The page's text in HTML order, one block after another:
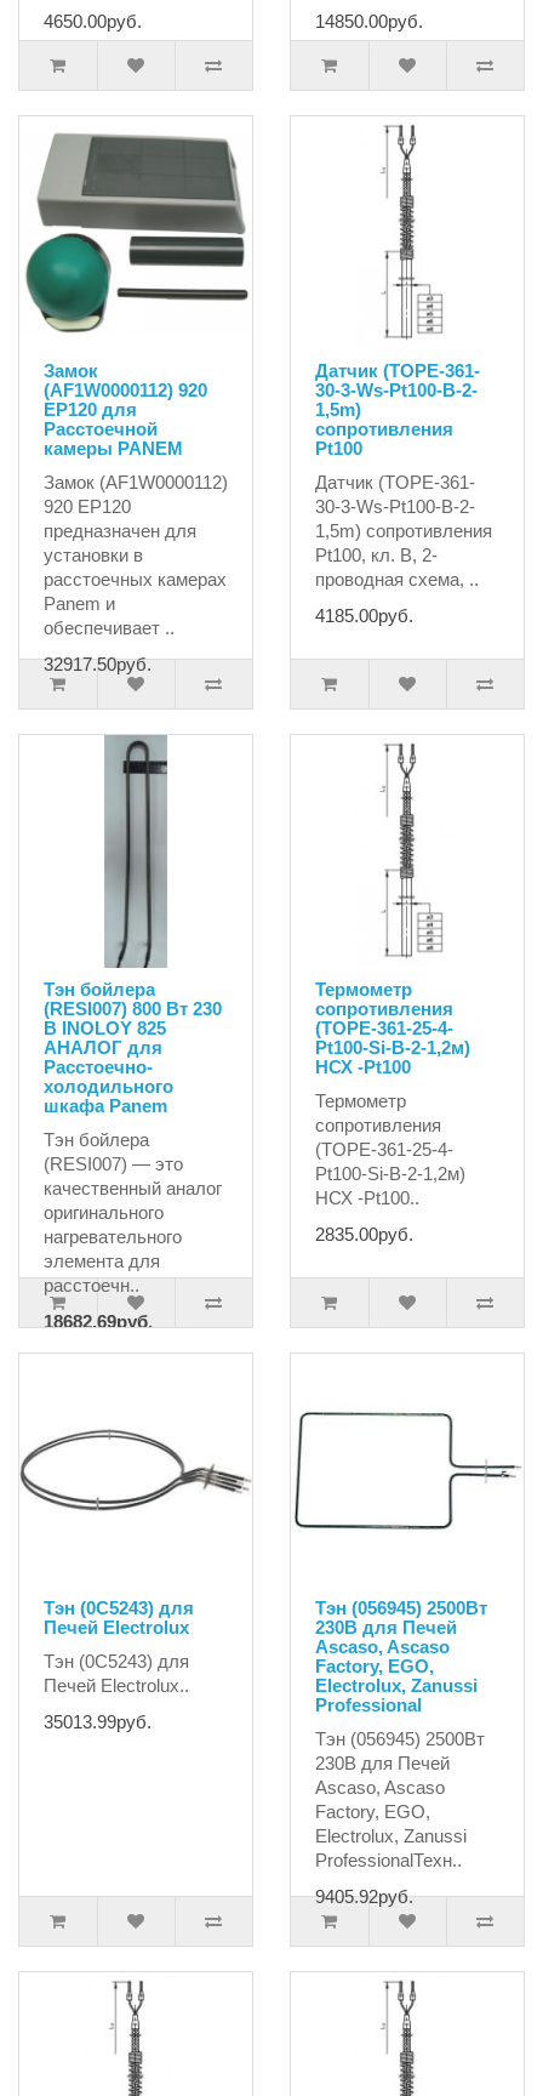
4650.00руб.
14850.00руб.
Замок
(AF1W0000112) 920
EP120 для
Расстоечной
камеры PANEM
Замок (AF1W0000112)
920 EP120
предназначен для
установки в
расстоечных камерах
Panem и
обеспечивает ..
32917.50руб.
Датчик (TOPE-361-
30-3-Ws-Pt100-B-2-
1,5m)
сопротивления
Pt100
Датчик (TOPE-361-
30-3-Ws-Pt100-B-2-
1,5m) сопротивления
Pt100, кл. B, 2-
проводная схема, ..
4185.00руб.
Тэн бойлера
(RESI007) 800 Вт 230
В INOLOY 825
АНАЛОГ для
Расстоечно-
холодильного
шкафа Panem
Тэн бойлера
(RESI007) — это
качественный аналог
оригинального
нагревательного
элемента для
расстоечн..
18682.69руб.
Термометр
сопротивления
(TOPE-361-25-4-
Pt100-Si-B-2-1,2м)
НСХ -Pt100
Термометр
сопротивления
(TOPE-361-25-4-
Pt100-Si-B-2-1,2м)
НСХ -Pt100..
2835.00руб.
Тэн (0C5243) для
Печей Electrolux
Тэн (0C5243) для
Печей Electrolux..
35013.99руб.
Тэн (056945) 2500Вт
230В для Печей
Ascaso, Ascaso
Factory, EGO,
Electrolux, Zanussi
Professional
Тэн (056945) 2500Вт
230В для Печей
Ascaso, Ascaso
Factory, EGO,
Electrolux, Zanussi
ProfessionalТехн..
9405.92руб.